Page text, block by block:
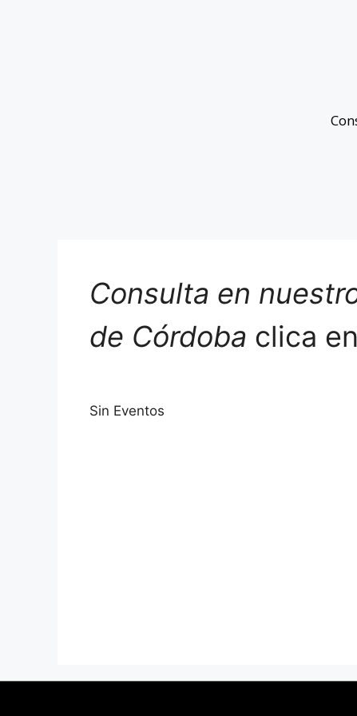
Consulta en
de Córdoba clica
Sin Eventos